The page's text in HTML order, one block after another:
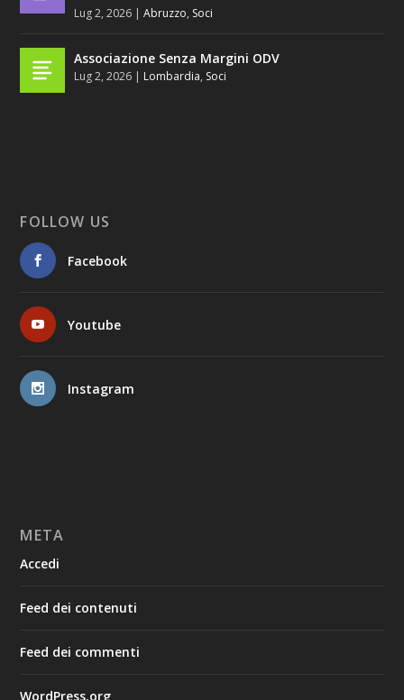
Lug 2, 2026 |Abruzzo, Soci
Associazione Senza Margini ODV
Lug 2, 2026 | Lombardia, Soci
FOLLOW US
Facebook
Youtube
Instagram
META
Accedi
Feed dei contenuti
Feed dei commenti
WordPress.org